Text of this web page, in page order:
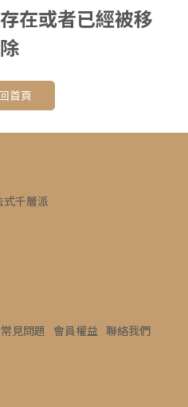
在或者已經被移
除
首頁
式千層派
常見問題 會員權益 聯絡我們